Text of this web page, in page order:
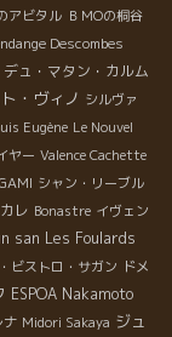
アビタル ＢＭОの桐谷
Descombes
デュ・マタン・カルム
・ヴィノ シルヴァ
Eugène Le Nouvel
ヤー Valence Cachette
シャン・リーブル
レ Bonastre イヴェン
san Les Foulards
ビストロ・サガン ドメ
ESPOA Nakamoto
ナ Midori Sakaya ジュ